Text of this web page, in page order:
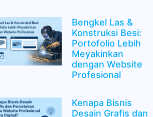
Bengkel Las &
Konstruksi Besi:
Portofolio Lebih
Meyakinkan
dengan Website
Profesional
Kenapa Bisnis
Desain Grafis dan